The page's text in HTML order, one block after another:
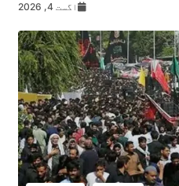
اگست 4, 2026